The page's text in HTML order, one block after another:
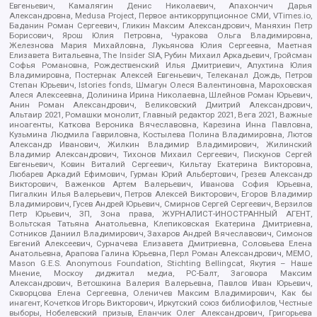
Евгеньевич, Камалягин Денис Николаевич, Апахончич Дарья
Александровна, Medusa Project, Первое антикоррупционное СМИ, VTimes.io,
Баданин Роман Сергеевич, Гликин Максим Александрович, Маняхин Петр
Борисович, Ярош Юлия Петровна, Чуракова Ольга Владимировна,
Железнова Мария Михайловна, Лукьянова Юлия Сергеевна, Маетная
Елизавета Витальевна, The Insider SIA, Рубин Михаил Аркадьевич, Гройсман
Софья Романовна, Рождественский Илья Дмитриевич, Апухтина Юлия
Владимировна, Постернак Алексей Евгеньевич, Телеканал Дождь, Петров
Степан Юрьевич, Istories fonds, Шмагун Олеся Валентиновна, Мароховская
Алеся Алексеевна, Долинина Ирина Николаевна, Шлейнов Роман Юрьевич,
Анин Роман Александрович, Великовский Дмитрий Александрович,
Альтаир 2021, Ромашки монолит, Главный редактор 2021, Вега 2021, Важные
иноагенты, Каткова Вероника Вячеславовна, Карезина Инна Павловна,
Кузьмина Людмила Гавриловна, Костылева Полина Владимировна, Лютов
Александр Иванович, Жилкин Владимир Владимирович, Жилинский
Владимир Александрович, Тихонов Михаил Сергеевич, Пискунов Сергей
Евгеньевич, Ковин Виталий Сергеевич, Кильтау Екатерина Викторовна,
Любарев Аркадий Ефимович, Гурман Юрий Альбертович, Грезев Александр
Викторович, Важенков Артем Валерьевич, Иванова София Юрьевна,
Пигалкин Илья Валерьевич, Петров Алексей Викторович, Егоров Владимир
Владимирович, Гусев Андрей Юрьевич, Смирнов Сергей Сергеевич, Верзилов
Петр Юрьевич, ЗП, Зона права, ЖУРНАЛИСТ-ИНОСТРАННЫЙ АГЕНТ,
Вольтская Татьяна Анатольевна, Клепиковская Екатерина Дмитриевна,
Сотников Даниил Владимирович, Захаров Андрей Вячеславович, Симонов
Евгений Алексеевич, Сурначева Елизавета Дмитриевна, Соловьева Елена
Анатольевна, Арапова Галина Юрьевна, Перл Роман Александрович, МЕМО,
Mason G.E.S. Anonymous Foundation, Stichting Bellingcat, Якутия – Наше
Мнение, Москоу диджитал медиа, РС-Балт, Заговора Максим
Александрович, Ветошкина Валерия Валерьевна, Павлов Иван Юрьевич,
Скворцова Елена Сергеевна, Оленичев Максим Владимирович, Как бы
инагент, Кочетков Игорь Викторович, Иркутский союз библиофилов, Честные
выборы, Нобелевский призыв, Еланчик Олег Александрович, Григорьева